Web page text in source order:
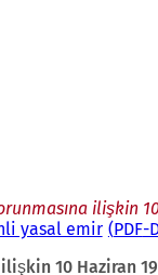
ilişkin
yasal emir PDF-
10 Haziran